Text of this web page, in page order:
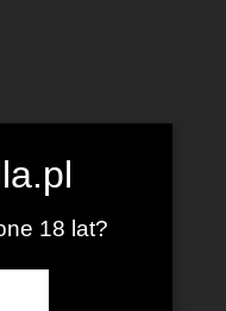
18 lat?